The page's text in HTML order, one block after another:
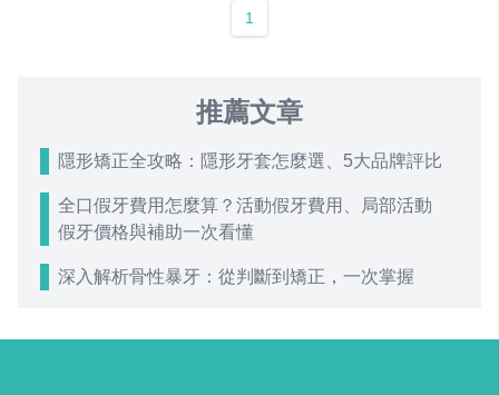
1
推薦文章
隱形矯正全攻略：隱形牙套怎麼選、5大品牌評比
全口假牙費用怎麼算？活動假牙費用、局部活動
假牙價格與補助一次看懂
深入解析骨性暴牙：從判斷到矯正，一次掌握